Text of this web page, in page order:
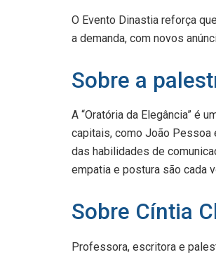
O Evento Dinastia reforça
a demanda, com novos
Sobre a
A “Oratória da Elegância” é
capitais, como João Pessoa
das habilidades de
empatia e postura são cada
Sobre Cíntia
Professora, escritora e